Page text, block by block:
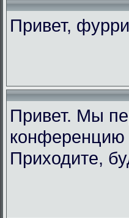
Привет,
Привет. Мы
конференцию
Приходите,